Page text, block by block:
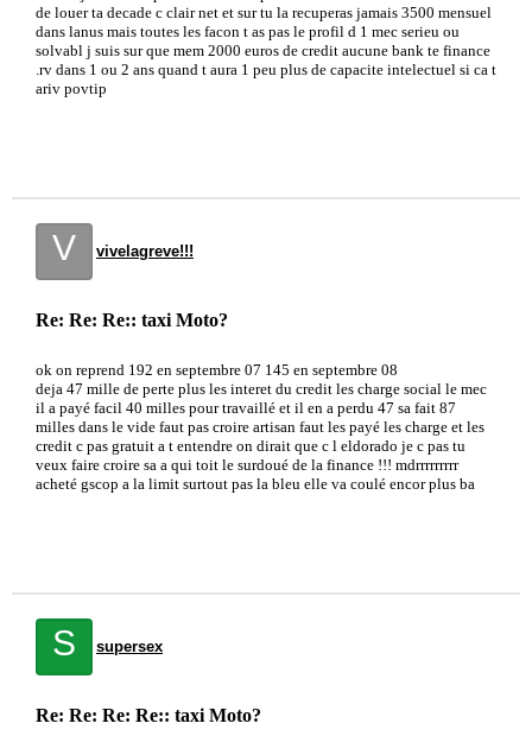
de louer ta decade c clair net et sur tu la recuperas jamais 3500 mensuel
dans lanus mais toutes les facon t as pas le profil d 1 mec serieu ou
solvabl j suis sur que mem 2000 euros de credit aucune bank te finance
.rv dans 1 ou 2 ans quand t aura 1 peu plus de capacite intelectuel si ca t
ariv povtip
V vivelagreve!!!
Re: Re: Re:: taxi Moto?
ok on reprend 192 en septembre 07 145 en septembre 08
deja 47 mille de perte plus les interet du credit les charge social le mec
il a payé facil 40 milles pour travaillé et il en a perdu 47 sa fait 87
milles dans le vide faut pas croire artisan faut les payé les charge et les
credit c pas gratuit a t entendre on dirait que c l eldorado je c pas tu
veux faire croire sa a qui toit le surdoué de la finance !!! mdrrrrrrrrr
acheté gscop a la limit surtout pas la bleu elle va coulé encor plus ba
S supersex
Re: Re: Re: Re:: taxi Moto?